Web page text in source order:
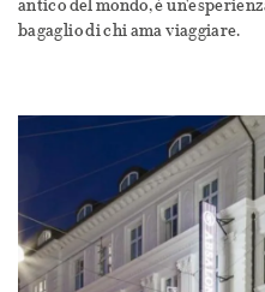
antico del mondo, è
bagaglio di chi ama viaggiare.